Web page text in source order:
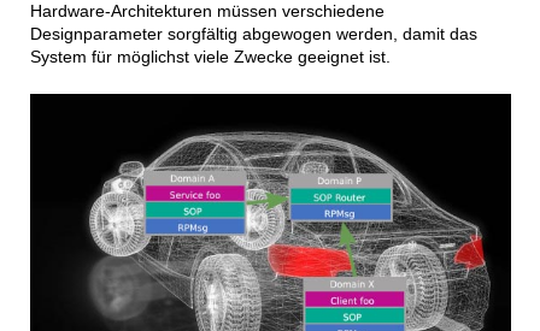
Hardware-Architekturen müssen verschiedene
Designparameter sorgfältig abgewogen werden, damit das
System für möglichst viele Zwecke geeignet ist.